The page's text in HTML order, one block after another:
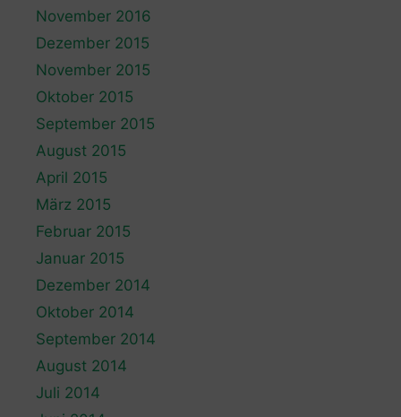
November 2016
Dezember 2015
November 2015
Oktober 2015
September 2015
August 2015
April 2015
März 2015
Februar 2015
Januar 2015
Dezember 2014
Oktober 2014
September 2014
August 2014
Juli 2014